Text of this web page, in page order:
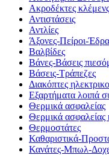
Ακροδέκτες
Αντιστάσεις
Αντλίες
Άξονες-Πείροι-
Βαλβίδες
Βάνες-Βάσεις
Βάσεις-Τράπεζες
Διακόπτες
Εξαρτήματα λοιπά
Θερμικά ασφαλείας
Θερμικά ασφαλείας
Θερμοστάτες
Καθαριστικά-
Κανάτες-Μπωλ-